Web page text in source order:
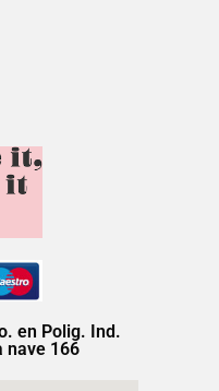
en Polig. Ind.
nave 166